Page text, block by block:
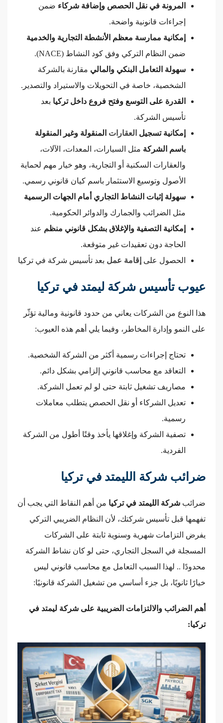
المرونة في نقل الحصص وإضافة شركاء ضمن
إجراءات قانونية واضحة.
إمكانية ممارسة معظم الأنشطة التجارية والخدمية
ضمن النظام التركي وفق كود النشاط (NACE).
سهولة التعامل البنكي والمالي مقارنة بالشركة
الشخصية، خاصة في التحويلات والاستيراد والتصدير.
القدرة على التوسع وفتح فروع داخل تركيا بعد
تأسيس الشركة.
إمكانية تسجيل العقارات المنقولة وغير المنقولة
باسم الشركة مثل السيارات، المعدات، الآلات،
والعقارات السكنية أو التجارية، وهو خيار مهم لحماية
الأصول وتوسيع الاستثمار باسم كيان قانوني رسمي.
سهولة إثبات النشاط التجاري أمام الجهات الرسمية
مثل الضرائب والجمارك والدوائر الحكومية.
إمكانية التصفية والإغلاق بشكل قانوني منظم عند
الحاجة دون تعقيدات غير متوقعة.
الحصول على إقامة عمل بعد تأسيس شركة في تركيا
عيوب تأسيس شركة ليمتد في تركيا
هذا النوع من الشركات يعاني من حدود قانونية ومالية تؤثّر
على النمو وإدارة المخاطر، وفيما يلي أهم هذه العيوب:
تحتاج إجراءات رسمية أكثر من الشركة الشخصية.
التعاقد مع محاسب قانوني إلزامي بشكل دائم.
مصاريف تشغيل ثابتة حتى لو لم تعمل الشركة.
تعديل الشركاء أو نقل الحصص يتطلب معاملات
رسمية.
تصفية الشركة وإغلاقها يأخذ وقتًا أطول من الشركة
الفردية.
ضرائب شركة الليمتد في تركيا
ضرائب شركة الليمتد في تركيا من أهم النقاط التي يجب أن
تفهمها قبل تأسيس شركتك، لأن النظام الضريبي التركي
يفرض التزامات شهرية وسنوية ثابتة على الشركات
المسجلة في السجل التجاري، حتى لو كان نشاط الشركة
محدودًا .. لهذا السبب التعامل مع محاسب قانوني ليس
خيارًا ثانويًا، بل جزء أساسي من تشغيل الشركة قانونيًا:
أهم الضرائب والالتزامات الضريبية على شركة ليمتد في
تركيا: